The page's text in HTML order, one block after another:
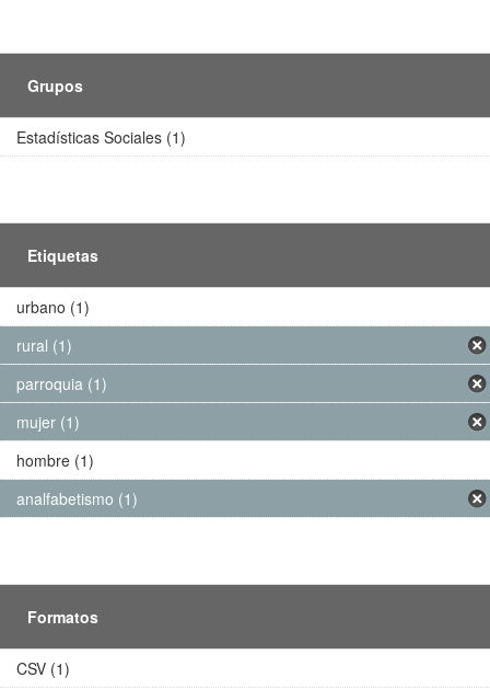
Grupos
Estadísticas Sociales (1)
Etiquetas
urbano (1)
rural (1)
parroquia (1)
mujer (1)
hombre (1)
analfabetismo (1)
Formatos
CSV (1)